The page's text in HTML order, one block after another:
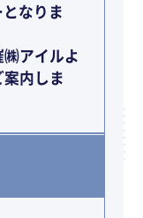
なりま
アイルよ
内しま